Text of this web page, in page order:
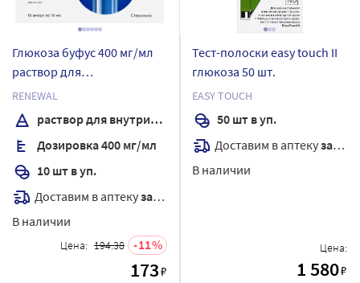
Глюкоза буфус 400 мг/мл
раствор для
внутривенного введения
10 мл ампулы 10 шт.
RENEWAL
раствор для внутривенного введения
Дозировка 400 мг/мл
10 шт в уп.
Доставим в аптекузавтра
В наличии
Цена: 194.38 11
173₽
Тест-полоски easy touch II
глюкоза 50 шт.
EASY TOUCH
50 шт в уп.
Доставим в аптекузавтра
В наличии
Цена:
1 580₽